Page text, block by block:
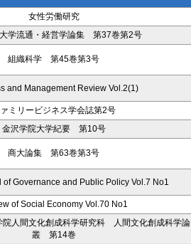
女性労働研究
学流通・経営学論集 第37巻第2号
組織科学 第45巻第3号
and Management Review Vol.2(1)
ミリービジネス学会誌第2号
金沢学院大学紀要 第10号
商大論集 第63巻第3号
of Governance and Public Policy Vol.7 No1
of Social Economy Vol.70 No1
院人間文化創成科学研究科 人間文化創成科学論
叢 第14巻